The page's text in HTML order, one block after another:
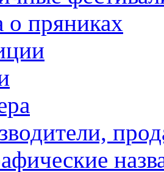
о пряниках